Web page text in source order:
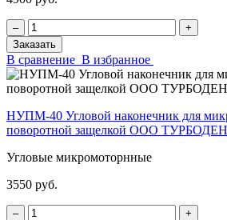
‒
+
Заказать
В сравнение В избранное
НУПМ-40 Угловой наконечник для
поворотной защелкой ООО
Угловые микромоторнные
3550 руб.
‒
+